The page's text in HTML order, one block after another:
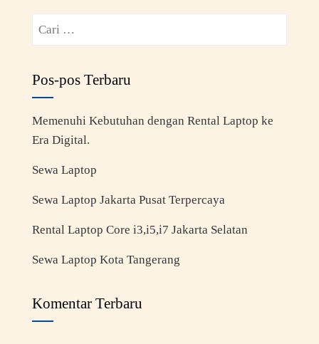
Pos-pos Terbaru
Memenuhi Kebutuhan dengan Rental Laptop ke
Era Digital.
Sewa Laptop
Sewa Laptop Jakarta Pusat Terpercaya
Rental Laptop Core i3,i5,i7 Jakarta Selatan
Sewa Laptop Kota Tangerang
Komentar Terbaru